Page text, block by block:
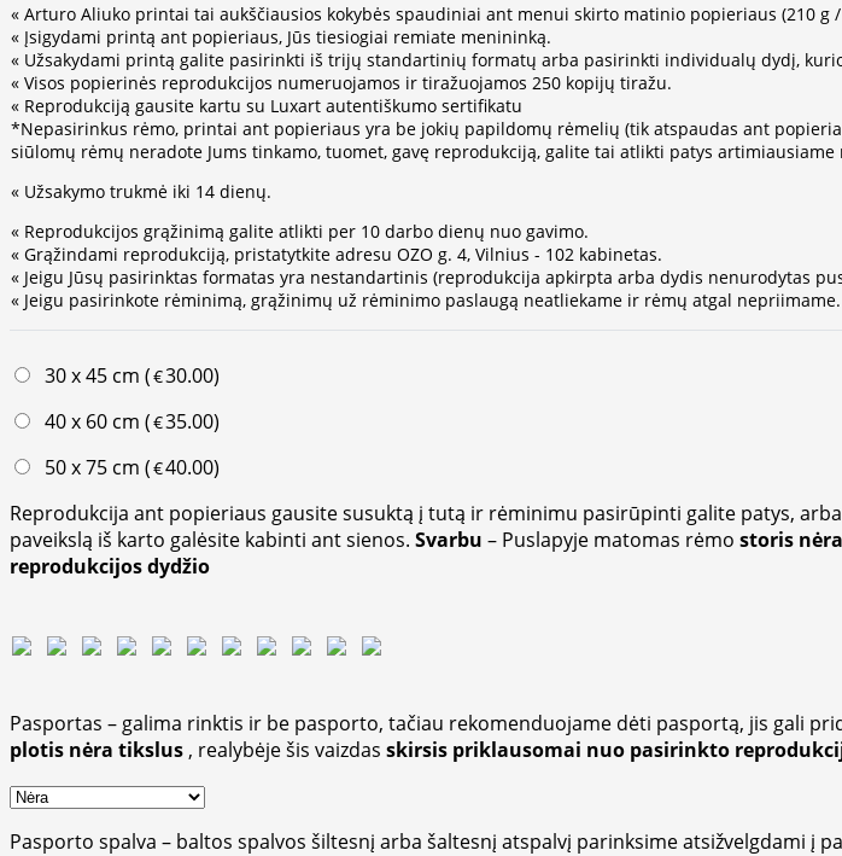
« Arturo Aliuko printai tai aukščiausios kokybės spaudiniai ant menui skirto matinio popieriaus (210 g /
« Įsigydami printą ant popieriaus, Jūs tiesiogiai remiate menininką.
« Užsakydami printą galite pasirinkti iš trijų standartinių formatų arba pasirinkti individualų dydį,
« Visos popierinės reprodukcijos numeruojamos ir tiražuojamos 250 kopijų tiražu.
« Reprodukciją gausite kartu su Luxart autentiškumo sertifikatu
*Nepasirinkus rėmo, printai ant popieriaus yra be jokių papildomų rėmelių (tik atspaudas ant
siūlomų rėmų neradote Jums tinkamo, tuomet, gavę reprodukciją, galite tai atlikti patys artimiausiame
« Užsakymo trukmė iki 14 dienų.
« Reprodukcijos grąžinimą galite atlikti per 10 darbo dienų nuo gavimo.
« Grąžindami reprodukciją, pristatytkite adresu OZO g. 4, Vilnius - 102 kabinetas.
« Jeigu Jūsų pasirinktas formatas yra nestandartinis (reprodukcija apkirpta arba dydis nenurodytas
« Jeigu pasirinkote rėminimą, grąžinimų už rėminimo paslaugą neatliekame ir rėmų atgal
30 x 45 cm (€30.00)
40 x 60 cm (€35.00)
50 x 75 cm (€40.00)
Reprodukcija ant popieriaus gausite susuktą į tutą ir rėminimu pasirūpinti galite patys,
paveikslą iš karto galėsite kabinti ant sienos. Svarbu – Puslapyje matomas rėmo storis
reprodukcijos dydžio
Pasportas – galima rinktis ir be pasporto, tačiau rekomenduojame dėti pasportą, jis gali
plotis nėra tikslus , realybėje šis vaizdas skirsis priklausomai nuo pasirinkto
Pasporto spalva – baltos spalvos šiltesnį arba šaltesnį atspalvį parinksime atsižvelgdami į